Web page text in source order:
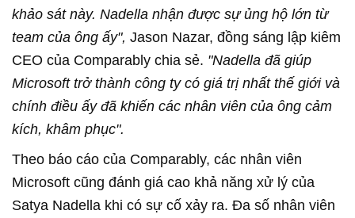
khảo sát này. Nadella nhận được sự ủng hộ lớn từ
team của ông ấy", Jason Nazar, đồng sáng lập kiêm
CEO của Comparably chia sẻ. "Nadella đã giúp
Microsoft trở thành công ty có giá trị nhất thế giới và
chính điều ấy đã khiến các nhân viên của ông cảm
kích, khâm phục".
Theo báo cáo của Comparably, các nhân viên
Microsoft cũng đánh giá cao khả năng xử lý của
Satya Nadella khi có sự cố xảy ra. Đa số nhân viên